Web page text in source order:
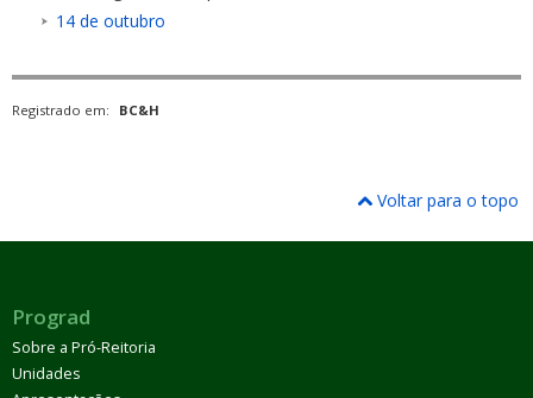
14 de outubro
Registrado em: BC&H
Voltar para o topo
Prograd
Sobre a Pró-Reitoria
Unidades